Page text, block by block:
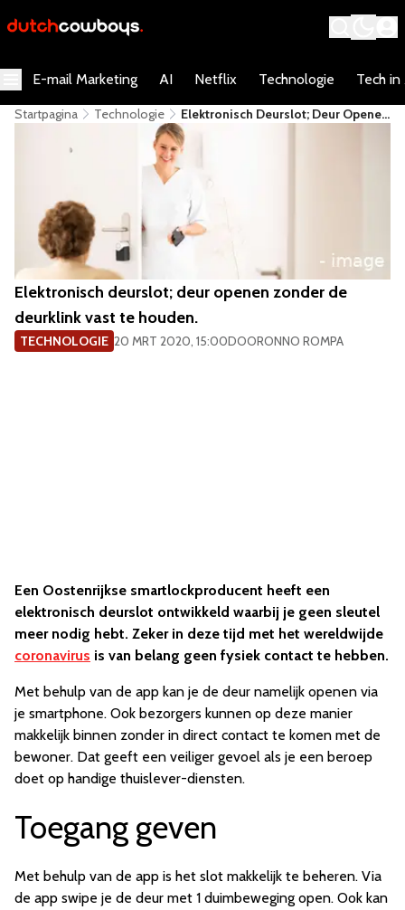
E-mail Marketing AI Netflix Technologie Tech in
Startpagina Technologie
Elektronisch Deurslot; Deur Openen
Zonder De Deurklink Vast Te
Houden.
Elektronisch deurslot; deur openen zonder de
deurklink vast te houden.
TECHNOLOGIE 20 MRT 2020, 15:00DOORONNO ROMPA
Een Oostenrijkse smartlockproducent heeft een
elektronisch deurslot ontwikkeld waarbij je geen sleutel
meer nodig hebt. Zeker in deze tijd met het wereldwijde
coronavirus is van belang geen fysiek contact te hebben.
Met behulp van de app kan je de deur namelijk openen via
je smartphone. Ook bezorgers kunnen op deze manier
makkelijk binnen zonder in direct contact te komen met de
bewoner. Dat geeft een veiliger gevoel als je een beroep
doet op handige thuislever-diensten.
Toegang geven
Met behulp van de app is het slot makkelijk te beheren. Via
de app swipe je de deur met 1 duimbeweging open. Ook kan